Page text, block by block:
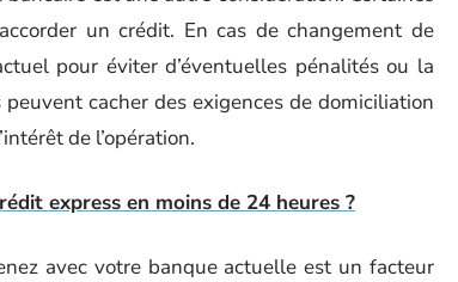
un crédit. En cas de changement de
pour éviter d’éventuelles pénalités ou la
cacher des exigences de domiciliation
de l’opération.
express en moins de 24 heures ?
avec votre banque actuelle est un facteur